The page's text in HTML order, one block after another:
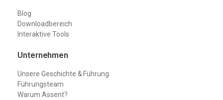
Blog
Downloadbereich
Interaktive Tools
Unternehmen
Unsere Geschichte & Führung
Führungsteam
Warum Assent?